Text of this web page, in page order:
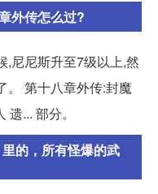
外传怎么过?
,尼尼斯升至7级以上,然
。 第十八章外传:封魔
... 部分。
的，所有怪爆的武